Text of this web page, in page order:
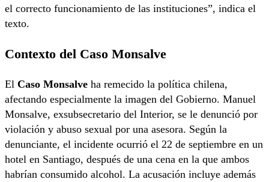
el correcto funcionamiento de las instituciones”, indica el
texto.
Contexto del Caso Monsalve
El Caso Monsalve ha remecido la política chilena,
afectando especialmente la imagen del Gobierno. Manuel
Monsalve, exsubsecretario del Interior, se le denunció por
violación y abuso sexual por una asesora. Según la
denunciante, el incidente ocurrió el 22 de septiembre en un
hotel en Santiago, después de una cena en la que ambos
habrían consumido alcohol. La acusación incluye además